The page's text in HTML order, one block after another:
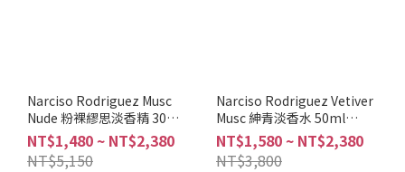
Narciso Rodriguez Musc
Nude 粉裸繆思淡香精 30ml
50ml 100ml
NT$1,480 ~ NT$2,380
NT$5,150
Narciso Rodriguez Vetiver
Musc 紳青淡香水 50ml
100ml
NT$1,580 ~ NT$2,380
NT$3,800